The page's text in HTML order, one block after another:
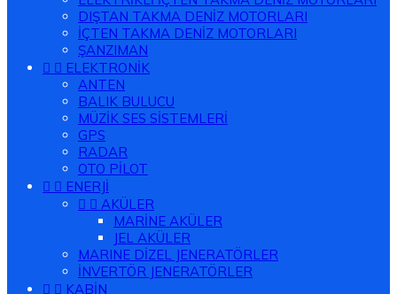
DIŞTAN TAKMA DENİZ MOTORLARI
İÇTEN TAKMA DENİZ MOTORLARI
ŞANZIMAN
  ELEKTRONİK
ANTEN
BALIK BULUCU
MÜZİK SES SİSTEMLERİ
GPS
RADAR
OTO PİLOT
  ENERJİ
  AKÜLER
MARİNE AKÜLER
JEL AKÜLER
MARINE DİZEL JENERATÖRLER
İNVERTÖR JENERATÖRLER
  KABİN